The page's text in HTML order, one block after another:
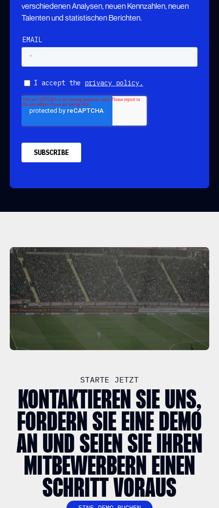
verschiedenen Analysen, neuen Kennzahlen, neuen
Talenten und statistischen Berichten.
STARTE JETZT
KONTAKTIEREN SIE UNS,
FORDERN SIE EINE DEMO
AN UND SEIEN SIE IHREN
MITBEWERBERN EINEN
SCHRITT VORAUS